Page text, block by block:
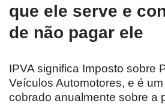
que ele serve e
de não pagar ele
IPVA significa Imposto sobre
Veículos Automotores, e é
cobrado anualmente sobre a